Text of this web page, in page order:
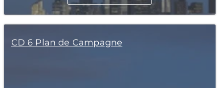
CD 6 Plan de Campagne